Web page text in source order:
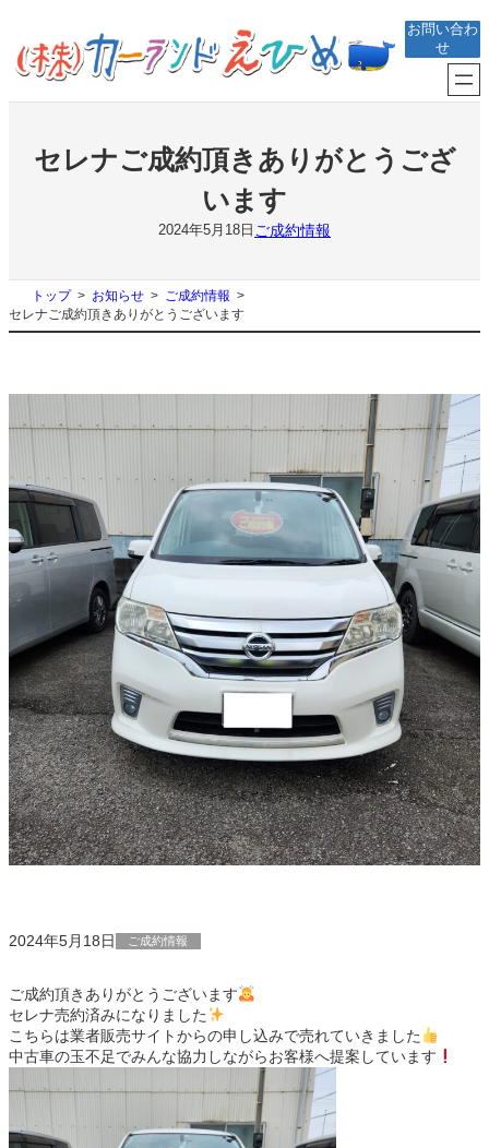
を
ス
キ
お問い合わ
せ
セレナご成約頂きありがとうござ
います
2024年5月18日 ご成約情報
トップ お知らせ
ご成約情報
セレナご成約頂きありがとうございます
2024年5月18日 ご成約情報
ご成約頂きありがとうございます
セレナ売約済みになりました
こちらは業者販売サイトからの申し込みで売れていきました
中古車の玉不足でみんな協力しながらお客様へ提案しています